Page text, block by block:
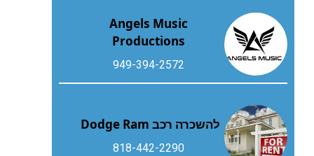
Angels Music
Productions
949-394-2572
להשכרה רכב Dodge Ram
818-442-2290